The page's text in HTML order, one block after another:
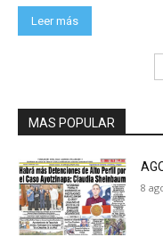
Leer más
MAS POPULAR
8